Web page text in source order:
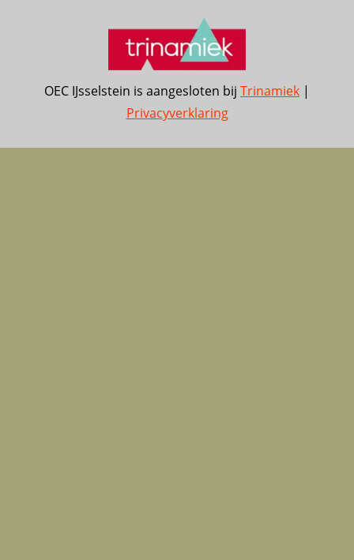
OEC IJsselstein is aangesloten bij Trinamiek |
Privacyverklaring